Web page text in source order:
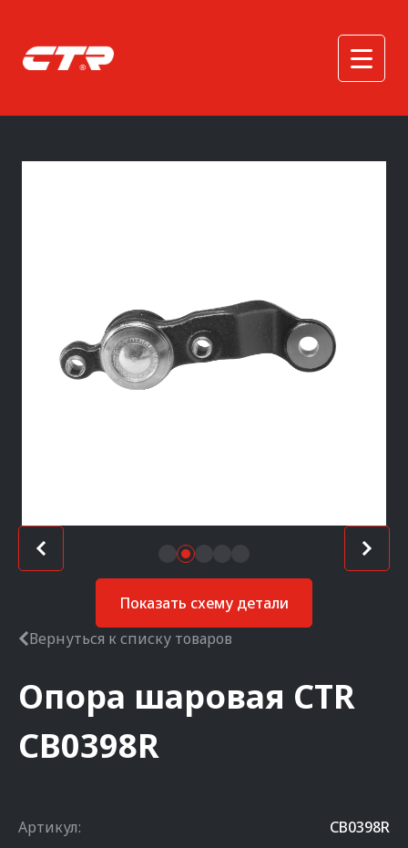
Показать схему детали
Вернуться к списку товаров
Опора шаровая CTR
CB0398R
Артикул:
CB0398R